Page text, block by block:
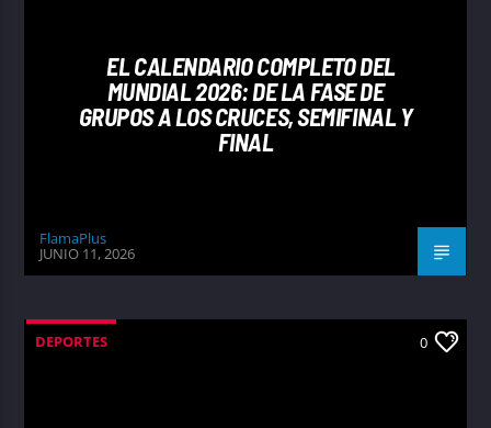
EL CALENDARIO COMPLETO DEL
MUNDIAL 2026: DE LA FASE DE
GRUPOS A LOS CRUCES, SEMIFINAL Y
FINAL
FlamaPlus
JUNIO 11, 2026
DEPORTES 0